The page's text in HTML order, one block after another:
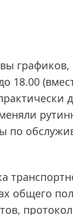
18.00
по
общего